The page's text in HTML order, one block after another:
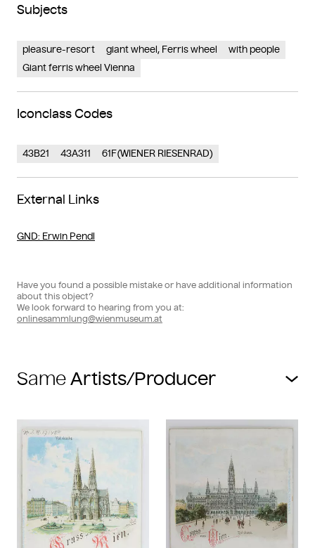
Subjects
pleasure-resort giant wheel, Ferris wheel
with people
Giant ferris wheel Vienna
Iconclass Codes
43B21 43A311 61F(WIENER RIESENRAD)
External Links
GND: Erwin Pendl
Have you found a possible mistake or have additional information
about this object?
We look forward to hearing from you at:
onlinesammlung@wienmuseum.at
Same